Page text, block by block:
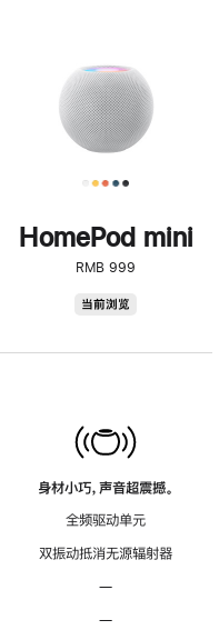
HomePod mini
RMB 999
当前浏览
身材小巧，声音超震撼。
全频驱动单元
双振动抵消无源辐射器
—
—